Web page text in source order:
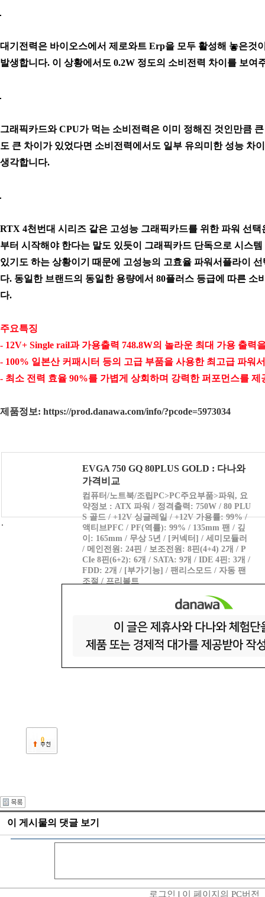
대기전력은 바이오스에서 제로와트 Erp을 모두 활성해 놓은것
발생합니다. 이 상황에서도 0.2W 정도의 소비전력 차이를 보여
그래픽카드와 CPU가 먹는 소비전력은 이미 정해진 것인만큼
도 큰 차이가 있었다면 소비전력에서도 일부 유의미한 성능 차
생각합니다.
RTX 4천번대 시리즈 같은 고성능 그래픽카드를 위한 파워 선
부터 시작해야 한다는 말도 있듯이 그래픽카드 단독으로 시스
있기도 하는 상황이기 때문에 고성능의 고효율 파워서플라이
다. 동일한 브랜드의 동일한 용량에서 80플러스 등급에 따른 소
다.
주요특징
- 12V+ Single rail과 가용출력 748.8W의 놀라운 최대 가용 출력
- 100% 일본산 커패시터 등의 고급 부품을 사용한 최고급 파워
- 최소 전력 효율 90%를 가볍게 상회하며 강력한 퍼포먼스를 제
제품정보: https://prod.danawa.com/info/?pcode=5973034
EVGA 750 GQ 80PLUS GOLD : 다나와
가격비교
컴퓨터/노트북/조립PC>PC주요부품>파워, 요
약정보 : ATX 파워 / 정격출력: 750W / 80 PLU
S 골드 / +12V 싱글레일 / +12V 가용률: 99% /
액티브PFC / PF(역률): 99% / 135mm 팬 / 깊
이: 165mm / 무상 5년 / [커넥터] / 세미모듈러
/ 메인전원: 24핀 / 보조전원: 8핀(4+4) 2개 / P
CIe 8핀(6+2): 6개 / SATA: 9개 / IDE 4핀: 3개 /
FDD: 2개 / [부가기능] / 팬리스모드 / 자동 팬
조절 / 프리볼트
https://prod.danawa.com/info/?pcode=5973
0
이 게시물의 댓글 보기
로그인 | 이 페이지의 PC버전